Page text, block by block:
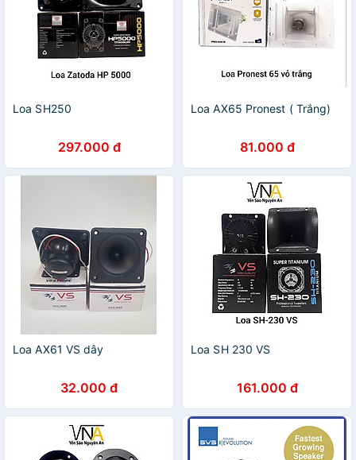
Loa SH250
297.000 đ
Loa AX65 Pronest ( Trắng)
81.000 đ
Loa AX61 VS dây
32.000 đ
Loa SH 230 VS
161.000 đ